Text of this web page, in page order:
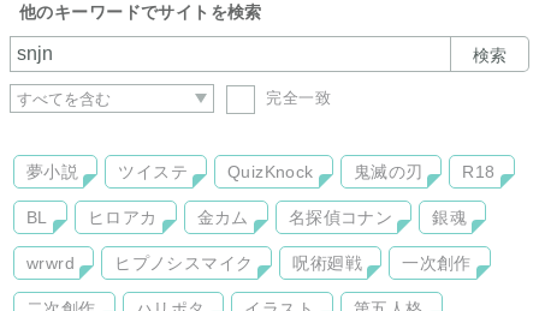
他のキーワードでサイトを検索
検索
完全一致
夢小説 ツイステ QuizKnock 鬼滅の刃 R18
BL ヒロアカ 金カム 名探偵コナン 銀魂
wrwrd ヒプノシスマイク 呪術廻戦 一次創作